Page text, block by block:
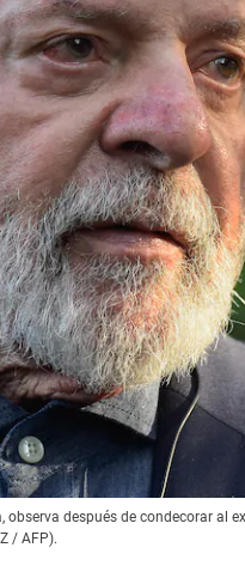
observa después de condecorar
/ AFP).